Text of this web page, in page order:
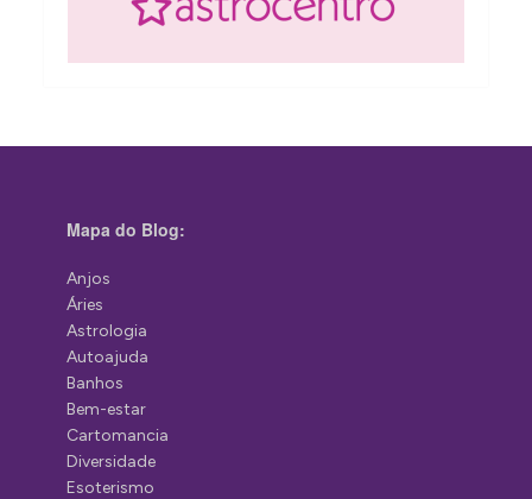
Mapa do Blog:
Anjos
Áries
Astrologia
Autoajuda
Banhos
Bem-estar
Cartomancia
Diversidade
Esoterismo